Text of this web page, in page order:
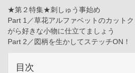
★第２特集★刺しゅう事始め
Part 1／草花アルファベットのカット
がら好きな小物に仕立てましょう
Part 2／図柄を生かしてステッチON！
目次